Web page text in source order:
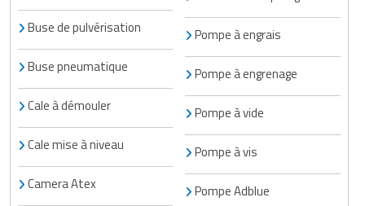
Buse de pulvérisation
Buse pneumatique
Cale à démouler
Cale mise à niveau
Camera Atex
Pompe à engrais
Pompe à engrenage
Pompe à vide
Pompe à vis
Pompe Adblue